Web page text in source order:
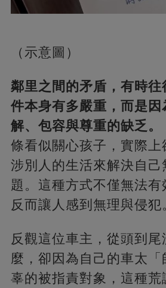
（示意圖）
鄰里之間的矛盾，有時往
件本身有多嚴重，而是因
解、包容與尊重的缺乏。
條看似關心孩子，實際上
涉別人的生活來解決自己
題。這種方式不僅無法有
反而讓人感到無理與侵犯
反觀這位車主，從頭到尾
麼，卻因為自己的車太「
辜的被指責對象，這種荒